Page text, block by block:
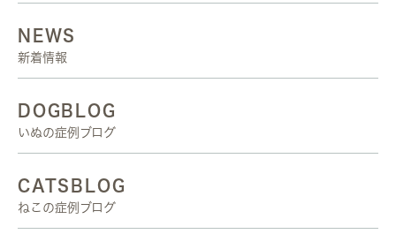
NEWS
新着情報
DOGBLOG
いぬの症例ブログ
CATSBLOG
ねこの症例ブログ